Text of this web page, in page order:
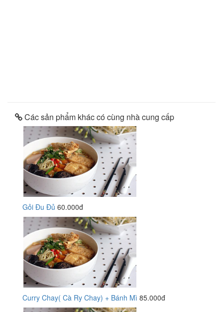
Các sản phẩm khác có cùng nhà cung cấp
Gỏi Đu Đủ 60.000đ
Curry Chay( Cà Ry Chay) + Bánh Mì 85.000đ